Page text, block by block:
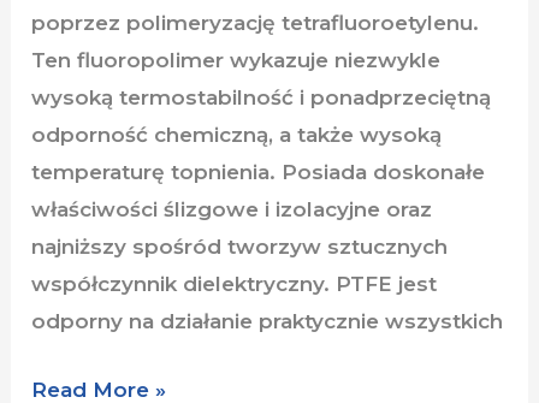
poprzez polimeryzację tetrafluoroetylenu.
Ten fluoropolimer wykazuje niezwykle
wysoką termostabilność i ponadprzeciętną
odporność chemiczną, a także wysoką
temperaturę topnienia. Posiada doskonałe
właściwości ślizgowe i izolacyjne oraz
najniższy spośród tworzyw sztucznych
współczynnik dielektryczny. PTFE jest
odporny na działanie praktycznie wszystkich
Read More »